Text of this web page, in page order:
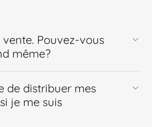
Pouvez-vous
même?
de distribuer mes
je me suis